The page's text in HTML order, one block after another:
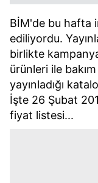
BİM'de bu hafta
ediliyordu.
birlikte
ürünleri ile
yayınladığı
İşte 26 Şubat
fiyat listesi...